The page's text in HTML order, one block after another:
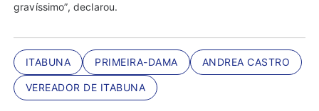
gravíssimo”, declarou.
ITABUNA PRIMEIRA-DAMA ANDREA CASTRO
VEREADOR DE ITABUNA